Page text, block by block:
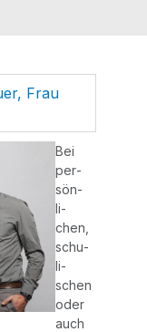
Frau
Bei
per­
sön­
li­
chen,
schu­
li­
schen
oder
auch